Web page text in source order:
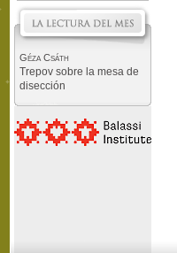
Géza Csáth
Trepov sobre la mesa de
disección